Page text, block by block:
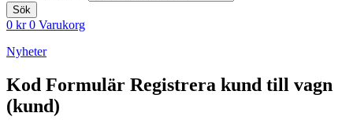
Sök
0 kr 0 Varukorg
Nyheter
Kod Formulär Registrera kund till vagn
(kund)